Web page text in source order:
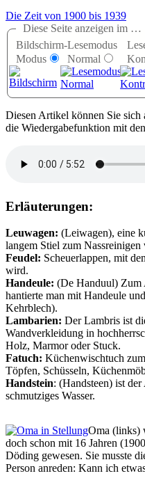
Die Zeit von 1900 bis 1939
Diese Seite anzeigen im …
Bildschirm-
Modus
Lesemodus
Normal
Diesen Artikel können Sie sich
die Wiedergabefunktion mit
Erläuterungen:
Leuwagen: (Leiwagen), eine
langem Stiel zum
Feudel: Scheuerlappen, mit
wird.
Handeule: (De Handuul) Zum
hantierte man mit Handeule
Kehrblech).
Lambarien: Der Lambris ist
Wandverkleidung in
Holz, Marmor oder Stuck.
Fatuch: Küchenwischtuch
Töpfen, Schüsseln,
Handstein: (Handsteen) ist
schmutziges Wasser.
Oma (links)
doch schon mit 16 Jahren
Döding gewesen. Sie musste
Person anreden: Kann ich